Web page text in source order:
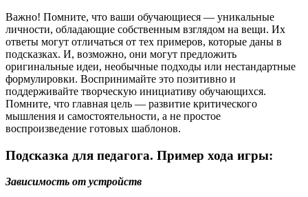
Важно! Помните, что ваши обучающиеся — уникальные
личности, обладающие собственным взглядом на вещи. Их
ответы могут отличаться от тех примеров, которые даны в
подсказках. И, возможно, они могут предложить
оригинальные идеи, необычные подходы или нестандартные
формулировки. Воспринимайте это позитивно и
поддерживайте творческую инициативу обучающихся.
Помните, что главная цель — развитие критического
мышления и самостоятельности, а не простое
воспроизведение готовых шаблонов.
Подсказка для педагога. Пример хода игры:
Зависимость от устройств